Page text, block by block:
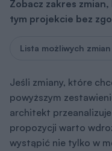
Zobacz zakres
tym projekcie bez
Lista możliwych zmian
Jeśli zmiany, które
powyższym
architekt
propozycji warto
wystąpić nie tylko w